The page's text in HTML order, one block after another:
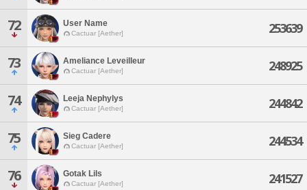
72 User Name
Cactuar [Aether] 253639
73 Ameliance Leveilleur
Cactuar [Aether] 248925
74 Leeja Nephylys
Cactuar [Aether] 244842
75 Sieg Cadere
Cactuar [Aether] 244534
76 Gotak Lils
Cactuar [Aether] 241527